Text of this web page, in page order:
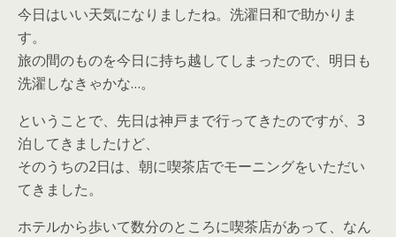
今日はいい天気になりましたね。洗濯日和で助かりま
す。
旅の間のものを今日に持ち越してしまったので、明日も
洗濯しなきゃかな…。
ということで、先日は神戸まで行ってきたのですが、3
泊してきましたけど、
そのうちの2日は、朝に喫茶店でモーニングをいただい
てきました。
ホテルから歩いて数分のところに喫茶店があって、なん